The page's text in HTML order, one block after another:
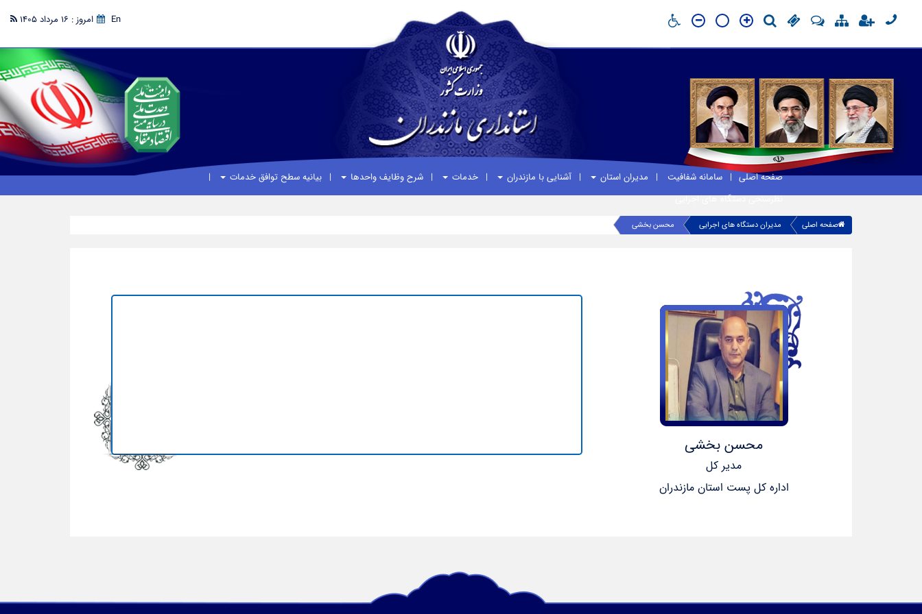
En امروز : 16 مرداد 1405
صفحه اصلی سامانه شفافیت مدیران استان آشنایی با مازندران خدمات شرح وظایف واحدها
بیانیه سطح توافق خدمات
نظرسنجی دستگاه های اجرایی
صفحه اصلی مدیران دستگاه های اجرایی محسن بخشی
محسن بخشی
مدیر کل
اداره کل پست استان مازندران